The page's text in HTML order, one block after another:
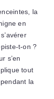
la
en
t-on ?
s’en
tout
la